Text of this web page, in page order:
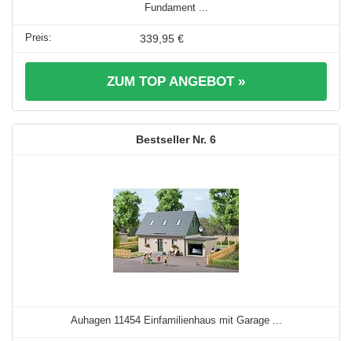
Fundament ...
339,95 €
ZUM TOP ANGEBOT »
6
Auhagen 11454 Einfamilienhaus mit Garage ...